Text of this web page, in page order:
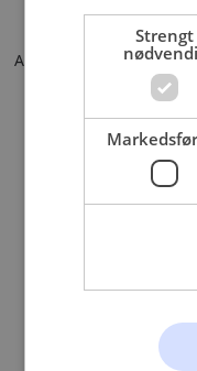
Application error: a
browser
Strengt